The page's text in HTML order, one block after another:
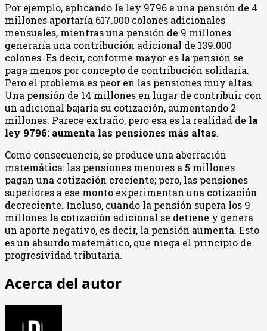
Por ejemplo, aplicando la ley 9796 a una pensión de 4
millones aportaría 617.000 colones adicionales
mensuales, mientras una pensión de 9 millones
generaría una contribución adicional de 139.000
colones. Es decir, conforme mayor es la pensión se
paga menos por concepto de contribución solidaria.
Pero el problema es peor en las pensiones muy altas.
Una pensión de 14 millones en lugar de contribuir con
un adicional bajaría su cotización, aumentando 2
millones. Parece extraño, pero esa es la realidad de la
ley 9796: aumenta las pensiones más altas.
Como consecuencia, se produce una aberración
matemática: las pensiones menores a 5 millones
pagan una cotización creciente; pero, las pensiones
superiores a ese monto experimentan una cotización
decreciente. Incluso, cuando la pensión supera los 9
millones la cotización adicional se detiene y genera
un aporte negativo, es decir, la pensión aumenta. Esto
es un absurdo matemático, que niega el principio de
progresividad tributaria.
Acerca del autor